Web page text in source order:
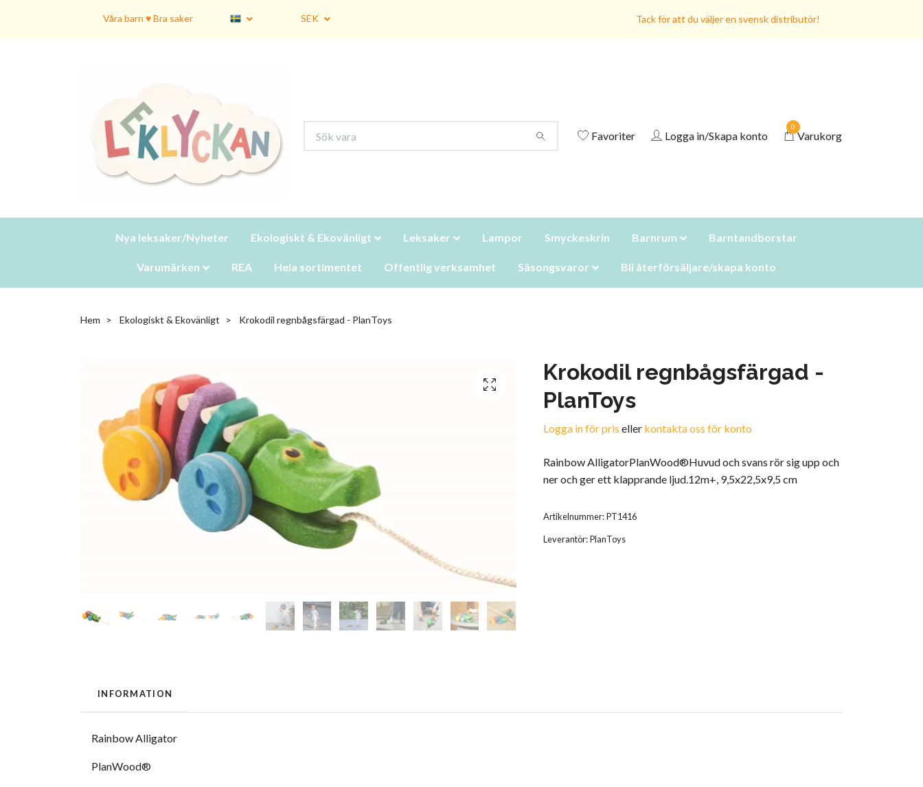
Våra barn ♥ Bra saker SEK Tack för att du väljer en svensk distributör!
Favoriter Logga in/Skapa konto
0
Varukorg
Nya leksaker/Nyheter Ekologiskt & Ekovänligt Leksaker Lampor Smyckeskrin Barnrum Barntandborstar
Varumärken REA Hela sortimentet Offentlig verksamhet Säsongsvaror Bli återförsäljare/skapa konto
Hem Ekologiskt & Ekovänligt Krokodil regnbågsfärgad - PlanToys
Krokodil regnbågsfärgad -
PlanToys
Logga in för pris eller kontakta oss för konto
Rainbow AlligatorPlanWood®Huvud och svans rör sig upp och
ner och ger ett klapprande ljud.12m+, 9,5x22,5x9,5 cm
Artikelnummer:PT1416
Leverantör:PlanToys
INFORMATION
Rainbow Alligator
PlanWood®